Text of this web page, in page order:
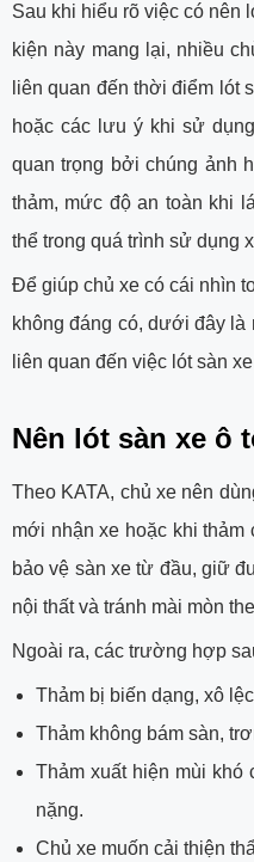
Sau khi hiểu rõ việc có nên
kiện này mang lại, nhiều
liên quan đến thời điểm lót
hoặc các lưu ý khi sử
quan trọng bởi chúng ảnh
thảm, mức độ an toàn khi
thể trong quá trình sử dụng
Để giúp chủ xe có cái nhìn
không đáng có, dưới đây
liên quan đến việc lót sàn
Nên lót sàn xe ô
Theo KATA, chủ xe nên
mới nhận xe hoặc khi
bảo vệ sàn xe từ đầu, giữ
nội thất và tránh mài mòn
Ngoài ra, các trường hợp
Thảm bị biến dạng, xô
Thảm không bám sàn,
Thảm xuất hiện mùi khó
nặng.
Chủ xe muốn cải thiện